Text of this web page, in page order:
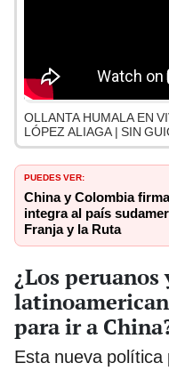
OLLANTA HUMALA EN
LÓPEZ ALIAGA | SIN
PUEDES VER:
China y Colombia
integra al país
Franja y la Ruta
¿Los peruanos
para ir a
Esta nueva